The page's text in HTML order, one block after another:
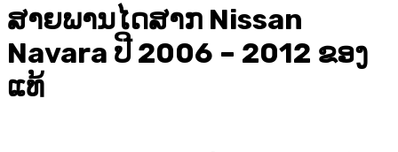
ສາຍພານໄດສາກ Nissan
Navara ປີ 2006 – 2012 ຂອງ
ແທ້